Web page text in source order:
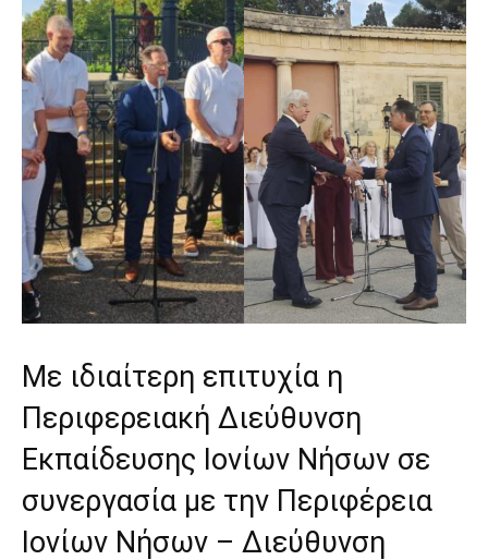
Με ιδιαίτερη επιτυχία η
Περιφερειακή Διεύθυνση
Εκπαίδευσης Ιονίων Νήσων σε
συνεργασία με την Περιφέρεια
Ιονίων Νήσων – Διεύθυνση